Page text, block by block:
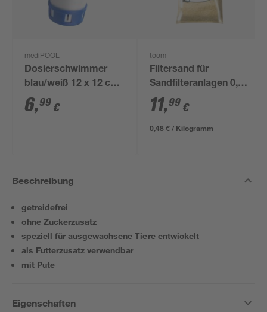
mediPOOL
Dosierschwimmer
blau/weiß 12 x 12 cm,
für 20 g Tabs
6,99 €
toom
Filtersand für
Sandfilteranlagen 0,7-
1,2 mm 25 kg
11,99 €
0,48 € / Kilogramm
Beschreibung
getreidefrei
ohne Zuckerzusatz
speziell für ausgewachsene Tiere entwickelt
als Futterzusatz verwendbar
mit Pute
Eigenschaften